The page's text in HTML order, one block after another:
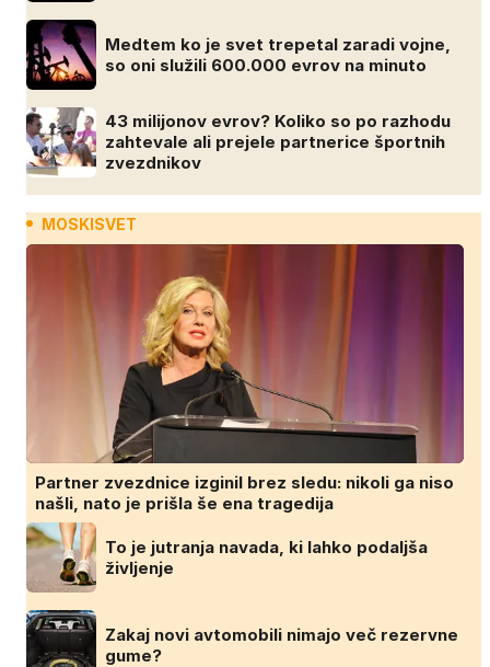
Medtem ko je svet trepetal zaradi vojne,
so oni služili 600.000 evrov na minuto
43 milijonov evrov? Koliko so po razhodu
zahtevale ali prejele partnerice športnih
zvezdnikov
MOSKISVET
Partner zvezdnice izginil brez sledu: nikoli ga niso
našli, nato je prišla še ena tragedija
To je jutranja navada, ki lahko podaljša
življenje
Zakaj novi avtomobili nimajo več rezervne
gume?